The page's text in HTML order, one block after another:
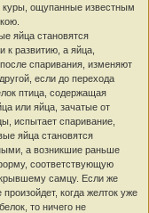
куры, ощупанные известным
яйца становятся
к развитию, а яйца,
спаривания, изменяют
если до перехода
птица, содержащая
или яйца, зачатые от
испытает спаривание,
яйца становятся
а возникшие раньше
соответствующую
самцу. Если же
произойдет, когда желток уже
то ничего не